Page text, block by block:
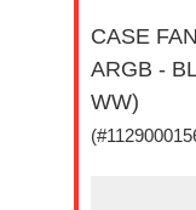
CASE
ARGB -
WW)